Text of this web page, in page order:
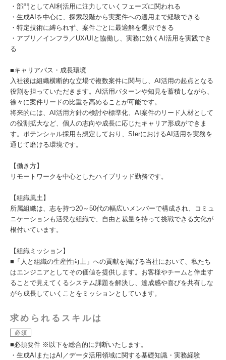
・部門としてAI利活用に注力していくフェーズに関われる
・生成AIを中心に、探索段階から実案件への適用まで経験できる
・特定技術に縛られず、案件ごとに最適解を選択できる
・アプリ／インフラ／UX/UIと協働し、実務に効くAI活用を実践でき
る
■キャリアパス・成長環境
入社後は組織横断的な立場で複数案件に関与し、AI活用の起点となる
役割を担っていただきます。AI活用パターンや知見を蓄積しながら、
徐々に案件リードの比重を高めることが可能です。
将来的には、AI活用方針の検討や標準化、AI案件のリード人材として
の役割拡大など、個人の志向や成長に応じたキャリア形成ができま
す。ポテンシャル採用も想定しており、SIerにおけるAI活用を実務を
通じて磨ける環境です。
【働き方】
リモートワークを中心としたハイブリッド勤務です。
【組織風土】
所属組織は、志を持つ20～50代の幅広いメンバーで構成され、コミュ
ニケーションも活発な組織で、自由と裁量を持って挑戦できる文化が
根付いています。
【組織ミッション】
■「人と組織の生産性向上」への貢献を掲げる当社において、私たち
はエンジニアとしてその価値を提供します。お客様やチームと伴走す
ることで見えてくるシステム課題を解決し、達成感や喜びを共有しな
がら成長していくことをミッションとしています。
求められるスキルは
必須
■必須要件 ※以下を総合的に判断いたします。
・生成AIまたはAI／データ活用領域に関する基礎知識・実務経験